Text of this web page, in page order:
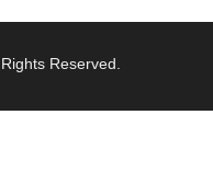
Reserved.